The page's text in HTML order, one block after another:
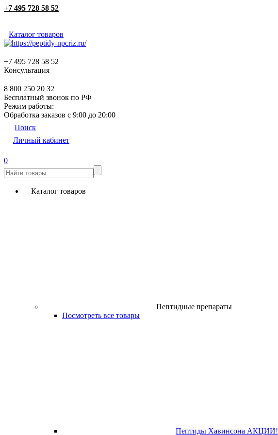
+7 495 728 58 52
Каталог товаров
+7 495 728 58 52
Консультация
8 800 250 20 32
Бесплатный звонок по РФ
Режим работы:
Обработка заказов с 9:00 до 20:00
Поиск
Личный кабинет
0
Каталог товаров
Пептидные препараты
Посмотреть все товары
Пептиды Хавинсона АКЦИИ!